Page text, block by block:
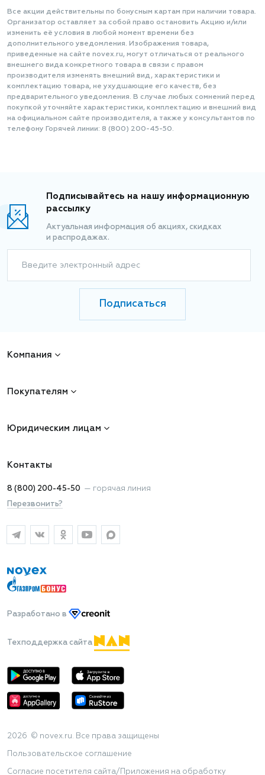
Все акции действительны по бонусным картам при наличии товара.
Организатор оставляет за собой право остановить Акцию и/или
изменить её условия в любой момент времени без
дополнительного уведомления. Изображения товара,
приведенные на сайте novex.ru, могут отличаться от реального
внешнего вида конкретного товара в связи с правом
производителя изменять внешний вид, характеристики и
комплектацию товара, не ухудшающие его качеств, без
предварительного уведомления. В случае любых сомнений перед
покупкой уточняйте характеристики, комплектацию и внешний вид
на официальном сайте производителя, а также у консультантов по
телефону Горячей линии: 8 (800) 200-45-50.
Подписывайтесь на нашу информационную
рассылку
Актуальная информация об акциях, скидках
и распродажах.
Введите электронный адрес
Подписаться
Компания
Покупателям
Юридическим лицам
Контакты
8 (800) 200-45-50 — горячая линия
Перезвонить?
Разработано в
Техподдержка сайта
2026 © novex.ru. Все права защищены
Пользовательское соглашение
Согласие посетителя сайта/Приложения на обработку